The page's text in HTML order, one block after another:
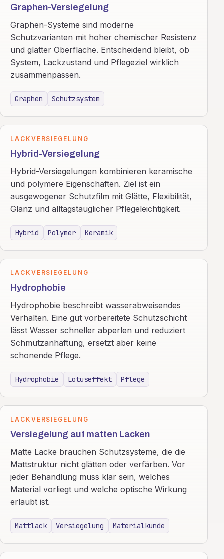
Graphen-Versiegelung
Graphen-Systeme sind moderne
Schutzvarianten mit hoher chemischer Resistenz
und glatter Oberfläche. Entscheidend bleibt, ob
System, Lackzustand und Pflegeziel wirklich
zusammenpassen.
Graphen Schutzsystem
LACKVERSIEGELUNG
Hybrid-Versiegelung
Hybrid-Versiegelungen kombinieren keramische
und polymere Eigenschaften. Ziel ist ein
ausgewogener Schutzfilm mit Glätte, Flexibilität,
Glanz und alltagstauglicher Pflegeleichtigkeit.
Hybrid Polymer Keramik
LACKVERSIEGELUNG
Hydrophobie
Hydrophobie beschreibt wasserabweisendes
Verhalten. Eine gut vorbereitete Schutzschicht
lässt Wasser schneller abperlen und reduziert
Schmutzanhaftung, ersetzt aber keine
schonende Pflege.
Hydrophobie Lotuseffekt Pflege
LACKVERSIEGELUNG
Versiegelung auf matten Lacken
Matte Lacke brauchen Schutzsysteme, die die
Mattstruktur nicht glätten oder verfärben. Vor
jeder Behandlung muss klar sein, welches
Material vorliegt und welche optische Wirkung
erlaubt ist.
Mattlack Versiegelung Materialkunde